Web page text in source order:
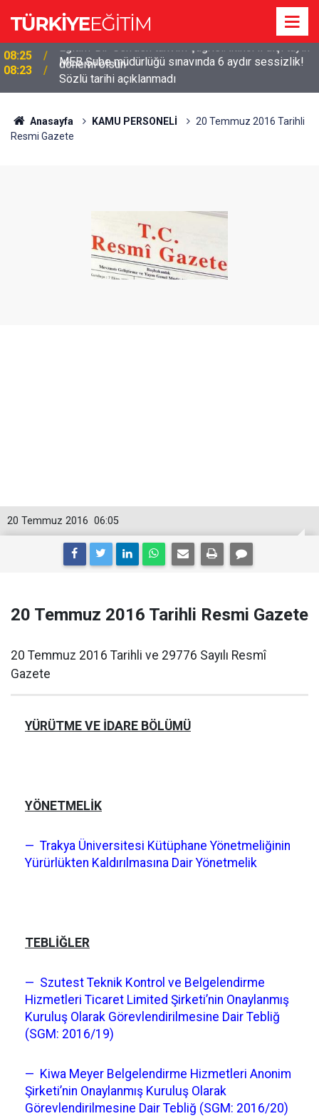
08:23
MEB Şube müdürlüğü sınavında 6 aydır sessizlik!
Sözlü tarihi açıklanmadı
Anasayfa KAMU PERSONELİ
20 Temmuz 2016 Tarihli
Resmi Gazete
06:05
20 Temmuz 2016
20 Temmuz 2016 Tarihli Resmi Gazete
20 Temmuz 2016 Tarihli ve 29776 Sayılı Resmî
Gazete
YÜRÜTME VE İDARE BÖLÜMÜ
YÖNETMELİK
— Trakya Üniversitesi Kütüphane Yönetmeliğinin
Yürürlükten Kaldırılmasına Dair Yönetmelik
TEBLİĞLER
— Szutest Teknik Kontrol ve Belgelendirme
Hizmetleri Ticaret Limited Şirketi’nin Onaylanmış
Kuruluş Olarak Görevlendirilmesine Dair Tebliğ
(SGM: 2016/19)
— Kiwa Meyer Belgelendirme Hizmetleri Anonim
Şirketi’nin Onaylanmış Kuruluş Olarak
Görevlendirilmesine Dair Tebliğ (SGM: 2016/20)